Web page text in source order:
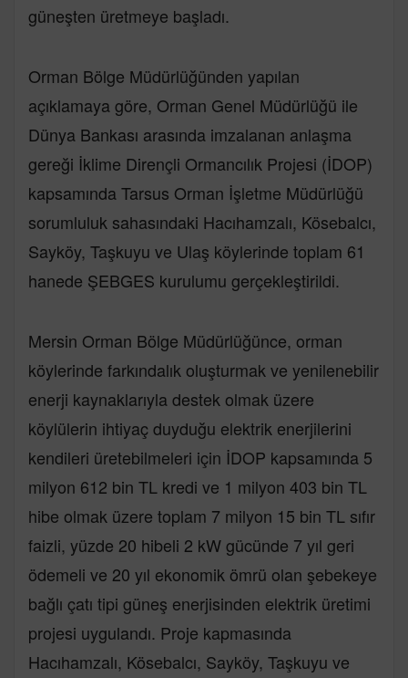
güneşten üretmeye başladı.
Orman Bölge Müdürlüğünden yapılan
açıklamaya göre, Orman Genel Müdürlüğü ile
Dünya Bankası arasında imzalanan anlaşma
gereği İklime Dirençli Ormancılık Projesi (İDOP)
kapsamında Tarsus Orman İşletme Müdürlüğü
sorumluluk sahasındaki Hacıhamzalı, Kösebalcı,
Sayköy, Taşkuyu ve Ulaş köylerinde toplam 61
hanede ŞEBGES kurulumu gerçekleştirildi.
Mersin Orman Bölge Müdürlüğünce, orman
köylerinde farkındalık oluşturmak ve yenilenebilir
enerji kaynaklarıyla destek olmak üzere
köylülerin ihtiyaç duyduğu elektrik enerjilerini
kendileri üretebilmeleri için İDOP kapsamında 5
milyon 612 bin TL kredi ve 1 milyon 403 bin TL
hibe olmak üzere toplam 7 milyon 15 bin TL sıfır
faizli, yüzde 20 hibeli 2 kW gücünde 7 yıl geri
ödemeli ve 20 yıl ekonomik ömrü olan şebekeye
bağlı çatı tipi güneş enerjisinden elektrik üretimi
projesi uygulandı. Proje kapmasında
Hacıhamzalı, Kösebalcı, Sayköy, Taşkuyu ve